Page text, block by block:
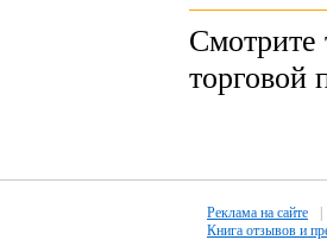
Смотрите
торговой
Реклама на сайте
Книга отзывов и